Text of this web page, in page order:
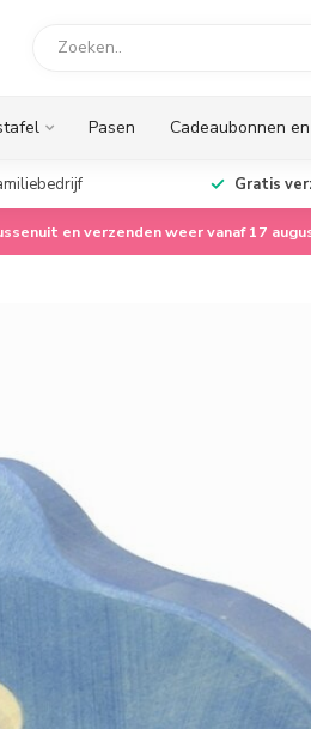
Pasen Cadeaubonnen
Gratis
en verzenden weer vanaf 17